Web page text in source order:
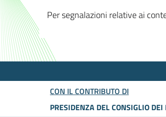
Per segnalazioni relative ai
CON IL CONTRIBUTO DI
PRESIDENZA DEL CONSIGLIO